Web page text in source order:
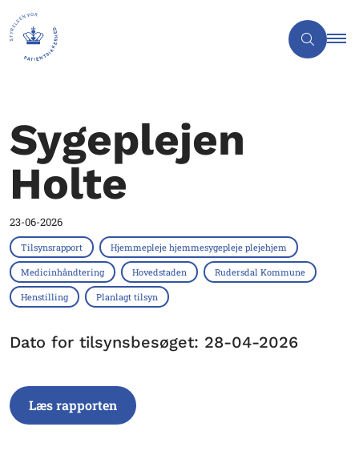
Sygeplejen
Holte
23-06-2026
Tilsynsrapport Hjemmepleje hjemmesygepleje plejehjem
Medicinhåndtering Hovedstaden Rudersdal Kommune
Henstilling Planlagt tilsyn
Dato for tilsynsbesøget: 28-04-2026
Læs rapporten